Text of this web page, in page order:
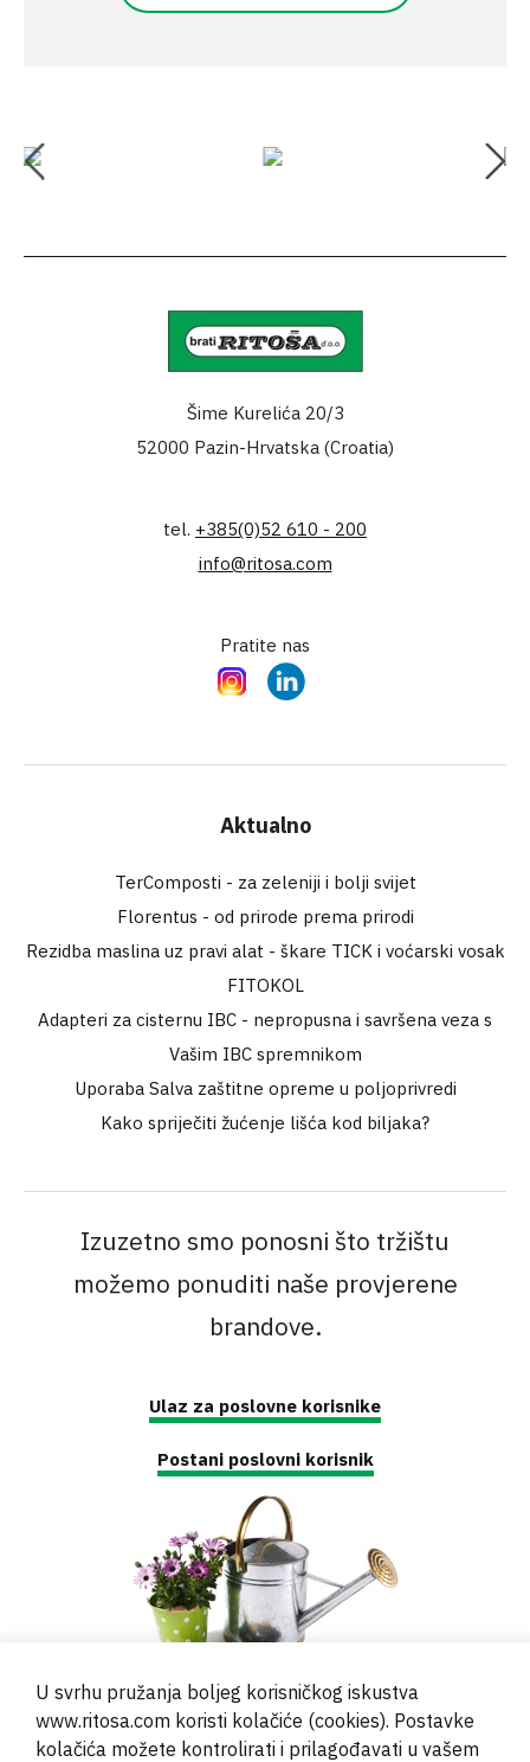
Šime Kurelića 20/3
52000 Pazin-Hrvatska (Croatia)
tel. +385(0)52 610 - 200
info@ritosa.com
Pratite nas
InstagramLinkedIn
Aktualno
TerComposti - za zeleniji i bolji svijet
Florentus - od prirode prema prirodi
Rezidba maslina uz pravi alat - škare TICK i voćarski vosak
FITOKOL
Adapteri za cisternu IBC - nepropusna i savršena veza s
Vašim IBC spremnikom
Uporaba Salva zaštitne opreme u poljoprivredi
Kako spriječiti žućenje lišća kod biljaka?
Izuzetno smo ponosni što tržištu
možemo ponuditi naše provjerene
brandove.
Ulaz za poslovne korisnike
Postani poslovni korisnik
U svrhu pružanja boljeg korisničkog iskustva
www.ritosa.com koristi kolačiće (cookies). Postavke
kolačića možete kontrolirati i prilagođavati u vašem